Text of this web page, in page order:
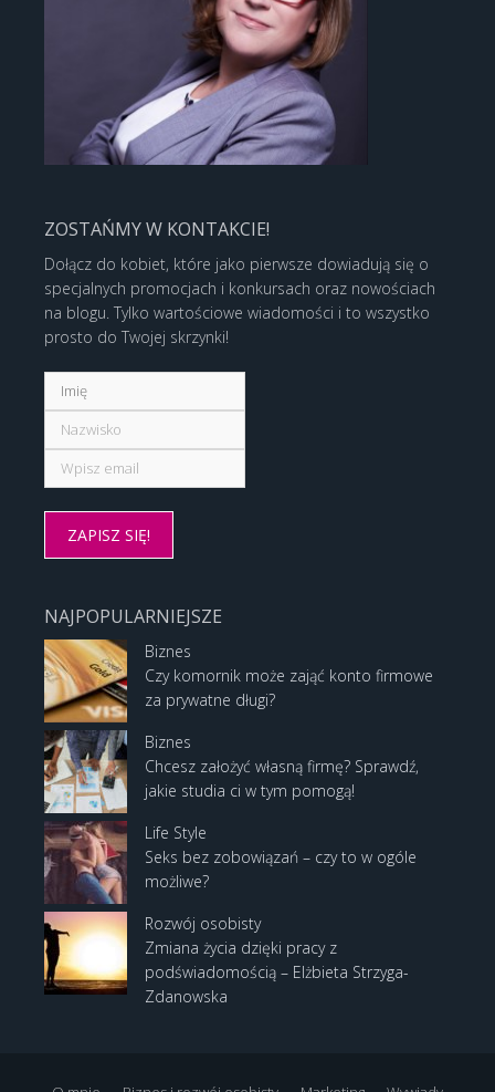
ZOSTAŃMY W KONTAKCIE!
Dołącz do kobiet, które jako pierwsze dowiadują się o
specjalnych promocjach i konkursach oraz nowościach
na blogu. Tylko wartościowe wiadomości i to wszystko
prosto do Twojej skrzynki!
NAJPOPULARNIEJSZE
Biznes
Czy komornik może zająć konto firmowe
za prywatne długi?
Biznes
Chcesz założyć własną firmę? Sprawdź,
jakie studia ci w tym pomogą!
Life Style
Seks bez zobowiązań – czy to w ogóle
możliwe?
Rozwój osobisty
Zmiana życia dzięki pracy z
podświadomością – Elżbieta Strzyga-
Zdanowska